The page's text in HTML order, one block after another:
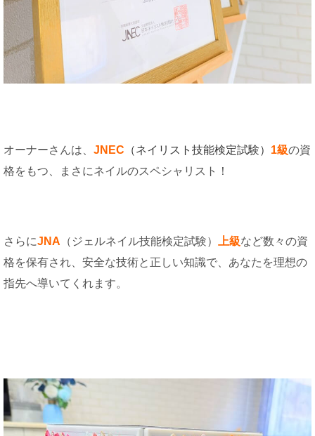
オーナーさんは、 JNEC （ネイリスト技能検定試験） 1級の資
格をもつ、まさにネイルのスペシャリスト！
さらにJNA （ジェルネイル技能検定試験） 上級など数々の資
格を保有され、安全な技術と正しい知識で、あなたを理想の
指先へ導いてくれます。